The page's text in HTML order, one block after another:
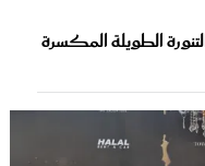
الطويلة المكسرة